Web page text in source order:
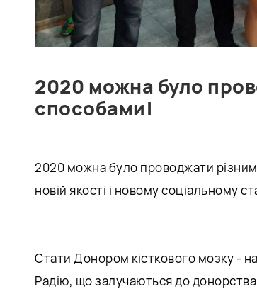
2020 можна було
способами!
2020 можна було проводжати
новій якості і новому соціальному
Стати Донором кісткового мозку -
Радію, що залучаються до